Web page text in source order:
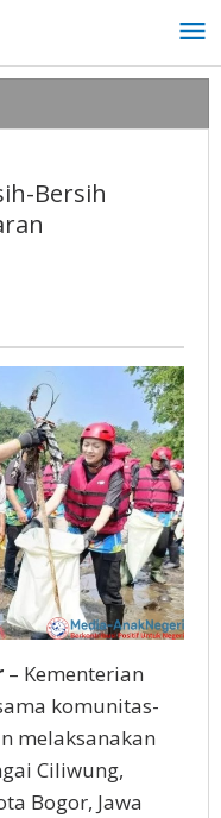
Bersih
– Kementerian
komunitas-
melaksanakan
Ciliwung,
Bogor, Jawa